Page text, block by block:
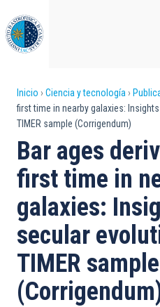
al
contenido
principal
Sobrescribir
enlaces
de
ayuda
a
la
navegación
Inicio Ciencia y tecnología
first time in nearby galaxies:
TIMER sample (Corrigendum)
Bar ages
first time in
galaxies:
secular
TIMER sample